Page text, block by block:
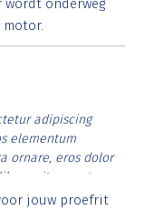
onderweg
motor.
adipiscing
elementum
ornare, eros dolor
vitae erat.
id rutrum lorem
jouw proefrit